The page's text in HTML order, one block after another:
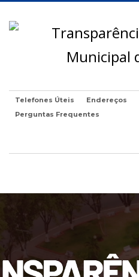
Telefones Úteis Endereços
Perguntas Frequentes